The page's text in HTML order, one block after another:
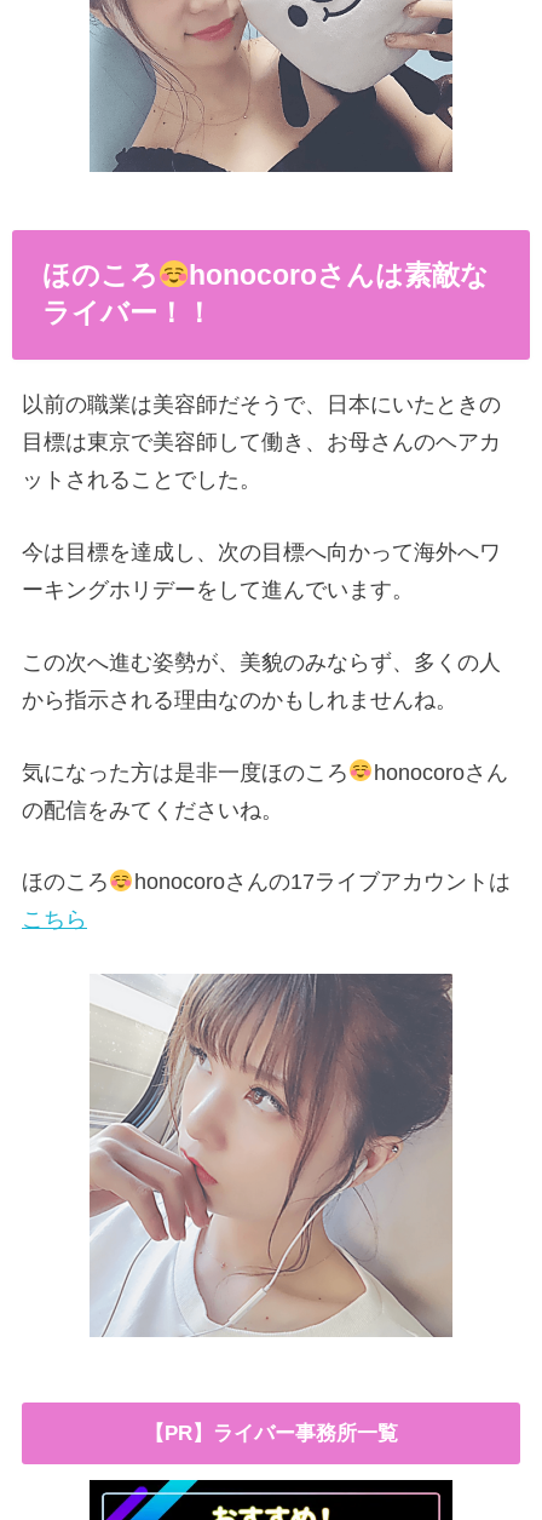
ほのころ
honocoroさんは素敵な
ライバー！！
以前の職業は美容師だそうで、日本にいたときの
目標は東京で美容師して働き、お母さんのヘアカ
ットされることでした。
今は目標を達成し、次の目標へ向かって海外へワ
ーキングホリデーをして進んでいます。
この次へ進む姿勢が、美貌のみならず、多くの人
から指示される理由なのかもしれませんね。
気になった方は是非一度ほのころ
honocoroさん
の配信をみてくださいね。
ほのころ
honocoroさんの17ライブアカウントは
こちら
【PR】ライバー事務所一覧